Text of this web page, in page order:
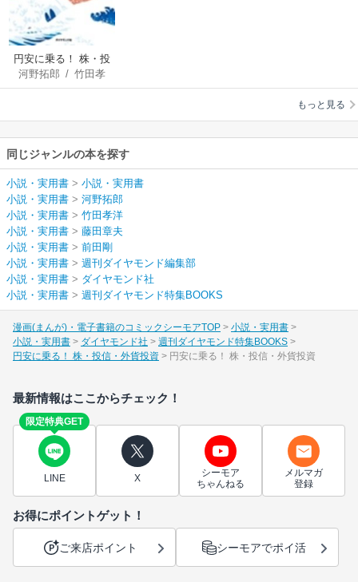
円安に乗る！ 株・投
信・外貨投資
河野拓郎 /竹田孝
洋/藤田章夫/前田
ド編集部
もっと見る
同じジャンルの本を探す
小説・実用書 > 小説・実用書
小説・実用書 > 河野拓郎
小説・実用書 > 竹田孝洋
小説・実用書 > 藤田章夫
小説・実用書 > 前田剛
小説・実用書 > 週刊ダイヤモンド編集部
小説・実用書 > ダイヤモンド社
小説・実用書 > 週刊ダイヤモンド特集BOOKS
漫画(まんが)・電子書籍のコミックシーモアTOP
小説・実用書
小説・実用書
ダイヤモンド社
週刊ダイヤモンド特集BOOKS
円安に乗る！ 株・投信・外貨投資
円安に乗る！ 株・投信・外貨投資
最新情報はここからチェック！
限定特典GET
LINE X
シーモア
ちゃんねる
メルマガ
登録
お得にポイントゲット！
ご来店ポイント シーモアでポイ活